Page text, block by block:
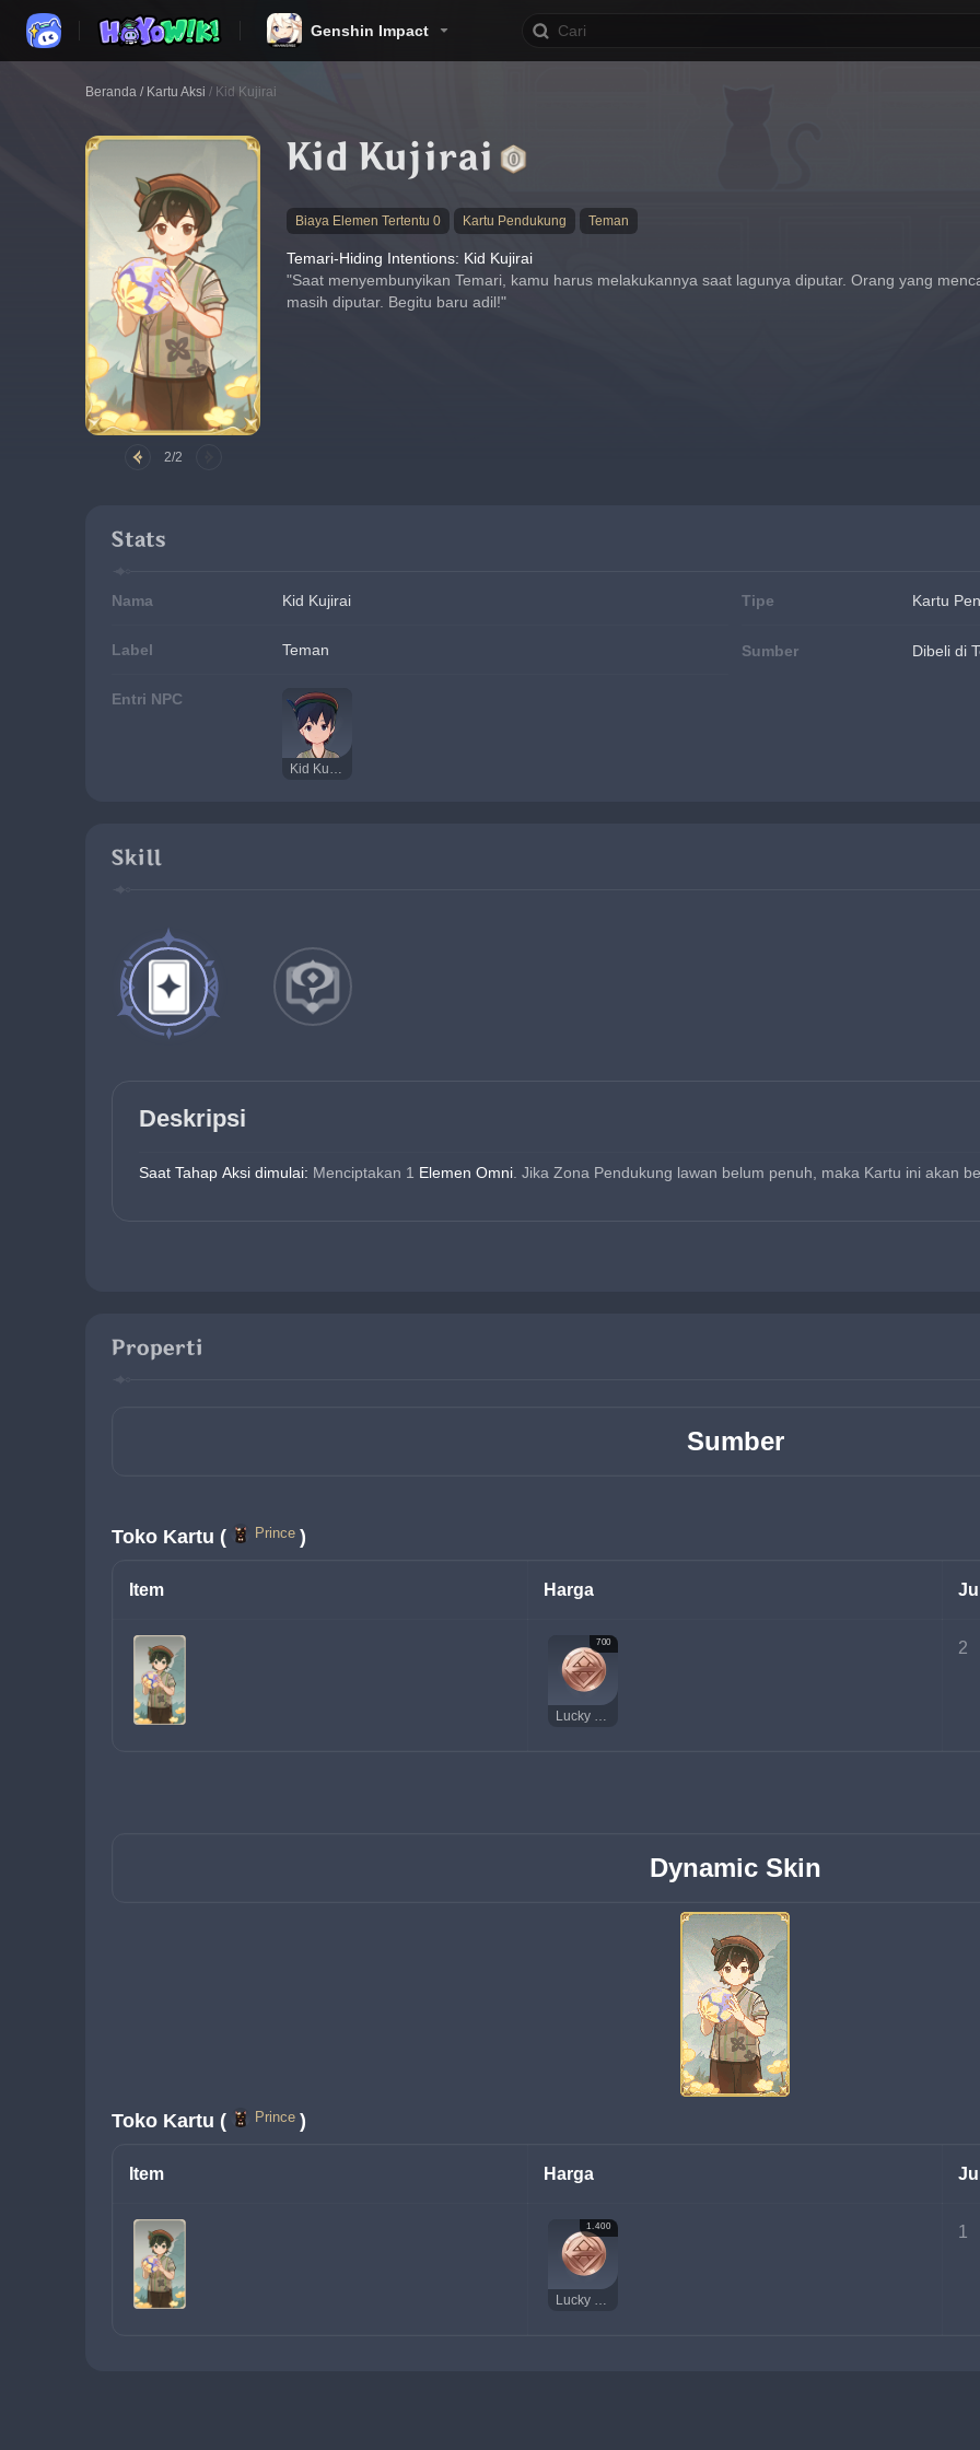
Genshin Impact
Beranda / Kartu Aksi / Kid Kujirai
2/2
Kid Kujirai
Biaya Elemen Tertentu 0 Kartu Pendukung Teman
Temari-Hiding Intentions: Kid Kujirai
"Saat menyembunyikan Temari, kamu harus melakukannya saat lagunya diputar. Orang yang
masih diputar. Begitu baru adil!"
Stats
Nama Kid Kujirai Tipe Kartu
Label Teman Sumber Dibeli di
Entri NPC
Kid Kujirai
Skill
Deskripsi
Saat Tahap Aksi dimulai: Menciptakan 1 Elemen Omni . Jika Zona Pendukung lawan belum penuh, maka Kartu ini akan
Properti
Sumber
Toko Kartu ( Prince )
Item Harga
700
Lucky Coin
2
Dynamic Skin
Toko Kartu ( Prince )
Item Harga
1.400
Lucky Coin
1